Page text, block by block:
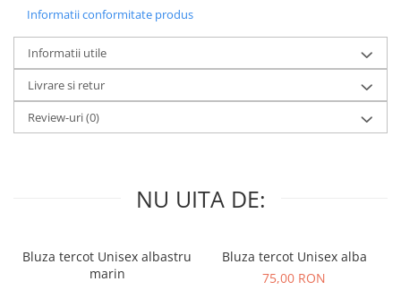
Informatii conformitate produs
Informatii utile
Livrare si retur
Review-uri(0)
NU UITA DE:
Bluza tercot Unisex albastru
marin
Bluza tercot Unisex alba
75,00 RON